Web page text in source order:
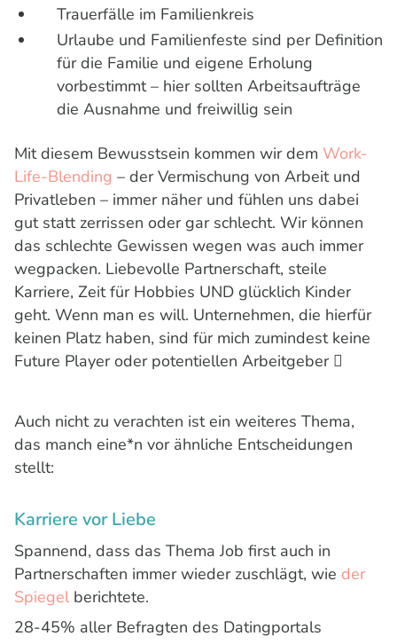
Trauerfälle im Familienkreis
Urlaube und Familienfeste sind per Definition
für die Familie und eigene Erholung
vorbestimmt – hier sollten Arbeitsaufträge
die Ausnahme und freiwillig sein
Mit diesem Bewusstsein kommen wir dem Work-
Life-Blending – der Vermischung von Arbeit und
Privatleben – immer näher und fühlen uns dabei
gut statt zerrissen oder gar schlecht. Wir können
das schlechte Gewissen wegen was auch immer
wegpacken. Liebevolle Partnerschaft, steile
Karriere, Zeit für Hobbies UND glücklich Kinder
geht. Wenn man es will. Unternehmen, die hierfür
keinen Platz haben, sind für mich zumindest keine
Future Player oder potentiellen Arbeitgeber 
Auch nicht zu verachten ist ein weiteres Thema,
das manch eine*n vor ähnliche Entscheidungen
stellt:
Karriere vor Liebe
Spannend, dass das Thema Job first auch in
Partnerschaften immer wieder zuschlägt, wie der
Spiegel berichtete.
28-45% aller Befragten des Datingportals